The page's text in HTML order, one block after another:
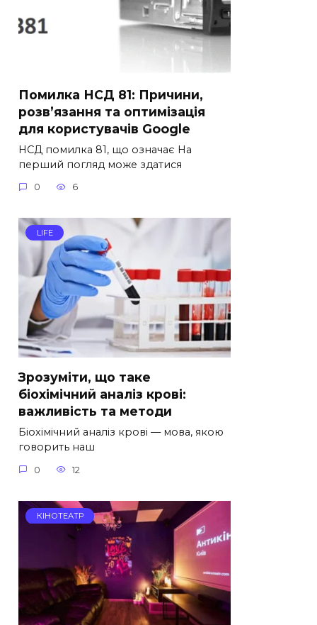
Помилка НСД 81: Причини,
розв’язання та оптимізація
для користувачів Google
НСД помилка 81, що означає На
перший погляд може здатися
0 6
LIFE
Зрозуміти, що таке
біохімічний аналіз крові:
важливість та методи
Біохімічний аналіз крові — мова, якою
говорить наш
0 12
КІНОТЕАТР